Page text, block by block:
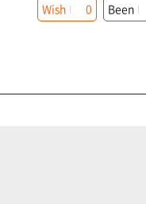
Wish 0 Been